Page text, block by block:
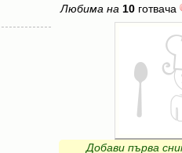
Любима на 10 готвача
Добави първа